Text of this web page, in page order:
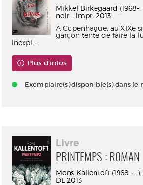
Mikkel Birkegaard (1968-
noir - impr. 2013
A Copenhague, au XIXe
garçon tente de faire la
inexpl...
Plus d'infos
Exemplaire(s) disponible(s) dans le
Livre
PRINTEMPS : ROMAN
Mons Kallentoft (1968-
DL 2013